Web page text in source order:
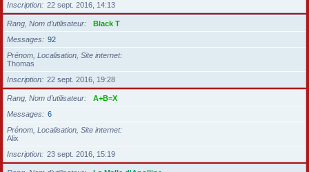
Inscription
22 sept. 2016, 14:13
Rang, Nom d’utilisateur
Black T
Messages
92
Prénom, Localisation, Site internet
Thomas
Inscription
22 sept. 2016, 19:28
Rang, Nom d’utilisateur
A+B=X
Messages
6
Prénom, Localisation, Site internet
Alix
Inscription
23 sept. 2016, 15:19